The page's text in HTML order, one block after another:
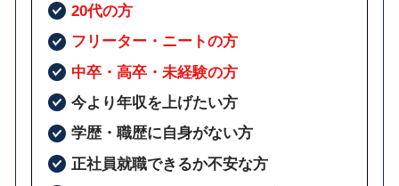
20代の方
フリーター・ニートの方
中卒・高卒・未経験の方
今より年収を上げたい方
学歴・職歴に自身がない方
正社員就職できるか不安な方